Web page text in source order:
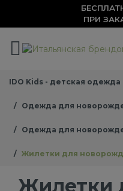
ПРИ
IDO Kids - детская одежда
Одежда для
Одежда для
Жилетки для
Жилетки